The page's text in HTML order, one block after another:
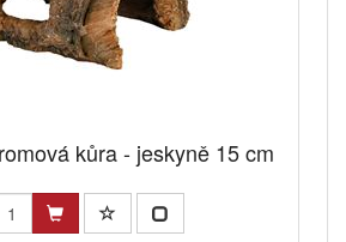
kůra - jeskyně 15 cm